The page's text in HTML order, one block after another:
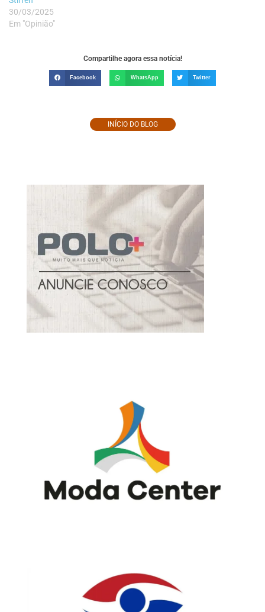
30/03/2025
Em "Opinião"
Compartilhe agora essa notícia!
Facebook WhatsApp Twitter
INÍCIO DO BLOG